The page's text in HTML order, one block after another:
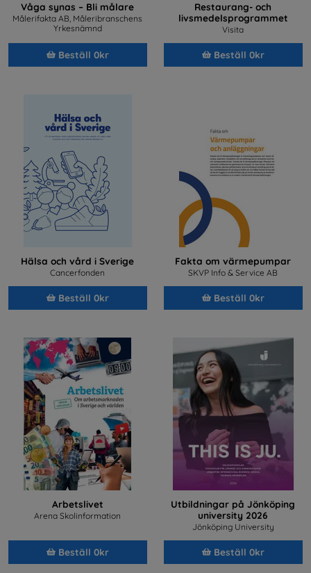
Våga synas – Bli målare
Målerifakta AB, Måleribranschens
Yrkesnämnd
Beställ 0kr
Restaurang- och
livsmedelsprogrammet
Visita
Beställ 0kr
Hälsa och vård i Sverige
Cancerfonden
Beställ 0kr
Fakta om värmepumpar
SKVP Info & Service AB
Beställ 0kr
Arbetslivet
Arena Skolinformation
Beställ 0kr
Utbildningar på Jönköping
university 2026
Jönköping University
Beställ 0kr